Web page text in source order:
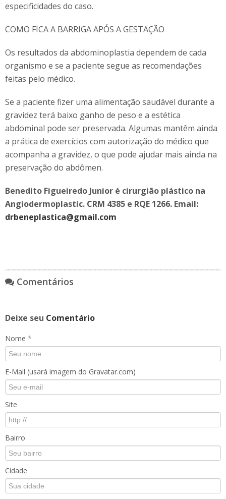
especificidades do caso.
COMO FICA A BARRIGA APÓS A GESTAÇÃO
Os resultados da abdominoplastia dependem de cada
organismo e se a paciente segue as recomendações
feitas pelo médico.
Se a paciente fizer uma alimentação saudável durante a
gravidez terá baixo ganho de peso e a estética
abdominal pode ser preservada. Algumas mantêm ainda
a prática de exercícios com autorização do médico que
acompanha a gravidez, o que pode ajudar mais ainda na
preservação do abdômen.
Benedito Figueiredo Junior é cirurgião plástico na
Angiodermoplastic. CRM 4385 e RQE 1266. Email:
drbeneplastica@gmail.com
Comentários
Deixe seu Comentário
Nome *
E-Mail (usará imagem do Gravatar.com)
Site
Bairro
Cidade